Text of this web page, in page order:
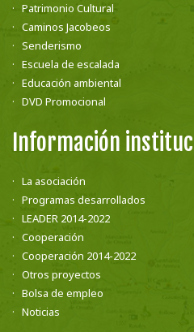
Patrimonio Cultural
Caminos Jacobeos
Senderismo
Escuela de escalada
Educación ambiental
DVD Promocional
Información
La asociación
Programas desarrollados
LEADER 2014-2022
Cooperación
Cooperación 2014-2022
Otros proyectos
Bolsa de empleo
Noticias